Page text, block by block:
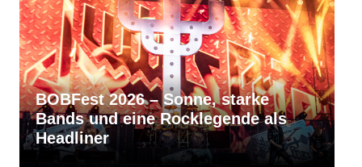
starke
als
RVBang Festival 2026 –
bleibt die Metal-Hochburg
Südens